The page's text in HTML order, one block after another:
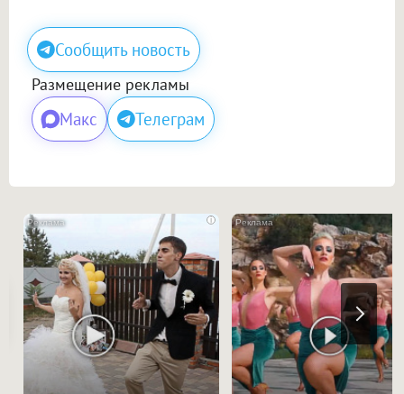
Сообщить новость
Размещение рекламы
Макс Телеграм
i